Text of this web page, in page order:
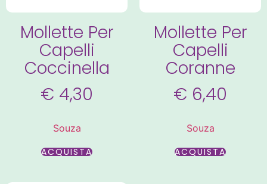
Mollette Per
Capelli
Coccinella
€ 4,30
Souza
ACQUISTA
Mollette Per
Capelli
Coranne
€ 6,40
Souza
ACQUISTA